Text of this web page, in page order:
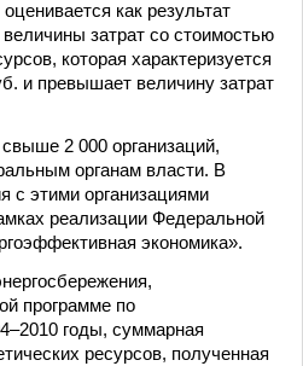
как результат
затрат со стоимостью
которая характеризуется
и превышает величину затрат
2 000 организаций,
органам власти. В
с этими организациями
реализации Федеральной
экономика».
программе по
годы, суммарная
ресурсов, полученная